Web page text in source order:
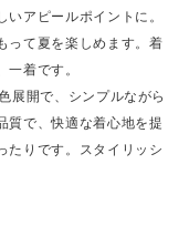
アピールポイントに。
って夏を楽しめます。着
着です。
展開で、シンプルながら
質で、快適な着心地を提
たりです。スタイリッシ